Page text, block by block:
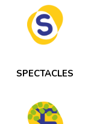
SPECTACLES